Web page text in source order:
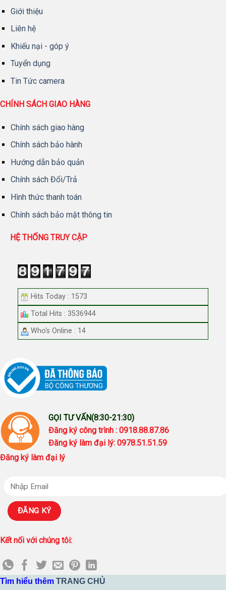
Giới thiệu
Liên hệ
Khiếu nại - góp ý
Tuyển dụng
Tin Tức camera
CHÍNH SÁCH GIAO HÀNG
Chính sách giao hàng
Chính sách bảo hành
Hướng dẫn bảo quản
Chính sách Đổi/Trả
Hình thức thanh toán
Chính sách bảo mật thông tin
HỆ THỐNG TRUY CẬP
Hits Today : 1573
Total Hits : 3536944
Who's Online : 14
GỌI TƯ VẤN(8:30-21:30)
Đăng ký công trình : 0918.88.87.86
Đăng ký làm đại lý: 0978.51.51.59
Đăng ký làm đại lý
Kết nối với chúng tôi:
Tìm hiểu thêm TRANG CHỦ